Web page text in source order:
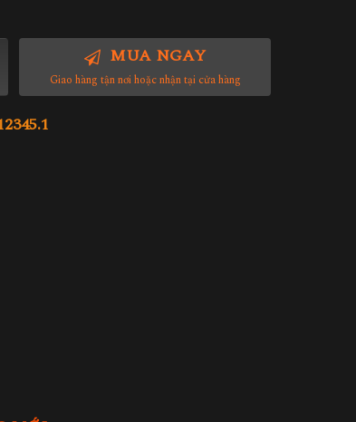
MUA NGAY
Giao hàng tận nơi hoặc nhận tại cửa hàng